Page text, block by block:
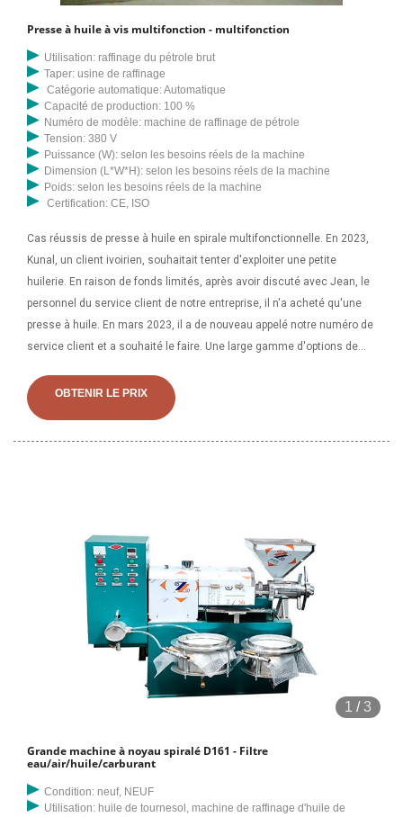
Presse à huile à vis multifonction - multifonction
Utilisation: raffinage du pétrole brut
Taper: usine de raffinage
Catégorie automatique: Automatique
Capacité de production: 100 %
Numéro de modèle: machine de raffinage de pétrole
Tension: 380 V
Puissance (W): selon les besoins réels de la machine
Dimension (L*W*H): selon les besoins réels de la machine
Poids: selon les besoins réels de la machine
Certification: CE, ISO
Cas réussis de presse à huile en spirale multifonctionnelle. En 2023,
Kunal, un client ivoirien, souhaitait tenter d'exploiter une petite
huilerie. En raison de fonds limités, après avoir discuté avec Jean, le
personnel du service client de notre entreprise, il n'a acheté qu'une
presse à huile. En mars 2023, il a de nouveau appelé notre numéro de
service client et a souhaité le faire. Une large gamme d'options de
fournisseurs qui vendent des prix de machine de fabrication d'huile
sur Alibaba principalement situés en Asie. Les principaux fournisseurs
OBTENIR LE PRIX
1 /3
Grande machine à noyau spiralé D161 - Filtre
eau/air/huile/carburant
Condition: neuf, NEUF
Utilisation: huile de tournesol, machine de raffinage d'huile de